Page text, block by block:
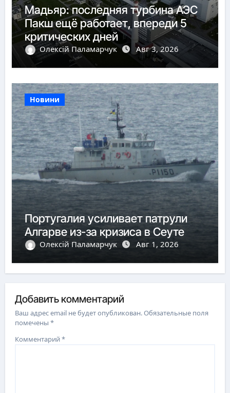
Мадьяр: последняя турбина АЭС
Пакш ещё работает, впереди 5
критических дней
Олексій Паламарчук Авг 3, 2026
Новини
Португалия усиливает патрули
Алгарве из-за кризиса в Сеуте
Олексій Паламарчук Авг 1, 2026
Добавить комментарий
Ваш адрес email не будет опубликован.Обязательные поля
помечены*
Комментарий*